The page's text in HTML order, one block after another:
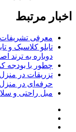
اخبار مرتبط
معرفی تشریفات
تابلو کلاسیک و
دوباره به ترند
چطور با بودجه
تزریقات در
حرفه‌ای در
مبل راحتی و